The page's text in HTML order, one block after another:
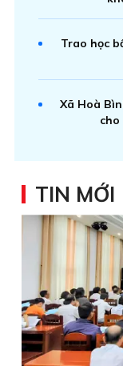
Trao học
Xã Hoà
TIN MỚI